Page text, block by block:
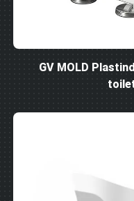
GV MOLD